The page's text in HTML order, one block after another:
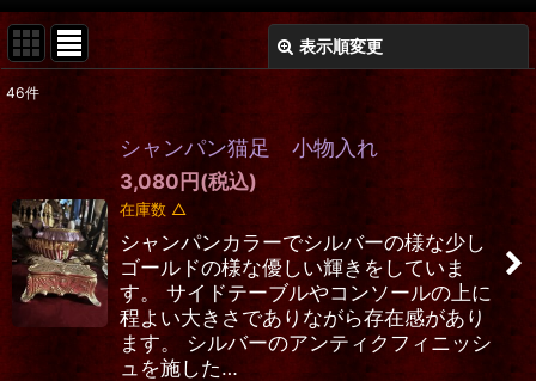
表示順変更
:
並び順:
絞り込む
46件
シャンパン猫足 小物入れ
3,080 円 (税込)
在庫数 △
シャンパンカラーでシルバーの様な少し
ゴールドの様な優しい輝きをしていま
す。 サイドテーブルやコンソールの上に
程よい大きさでありながら存在感があり
ます。 シルバーのアンティクフィニッシ
ュを施した…